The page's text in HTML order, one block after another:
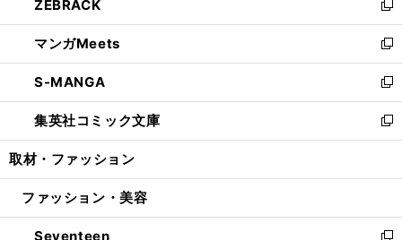
く
で
開
く
ド
ウ
で
開
く
ィ
ン
ド
ウ
で
開
く
い
ウ
ィ
ン
ド
ウ
で
開
ZEBRACK
新
し
い
ウ
ィ
ン
ド
ウ
開
マンガMeets
新
し
い
ウ
ィ
ン
ウ
開
く
S-MANGA
新
し
い
ウ
ン
ウ
で
集英社コミック文庫
新
し
ウ
ン
取材・ファッション
ファッション・美容
Seventeen